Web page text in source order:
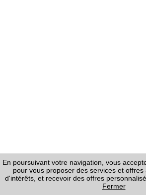
En poursuivant votre navigation, vous
pour vous proposer des services et
d'intérêts, et recevoir des offres
Fermer